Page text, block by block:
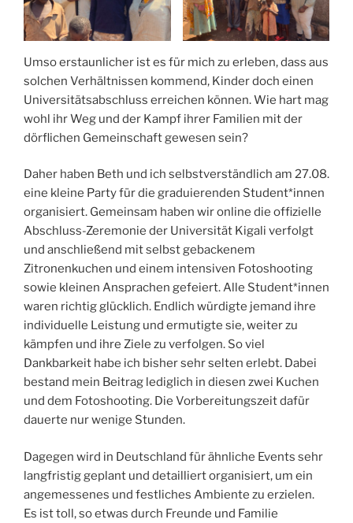
Umso erstaunlicher ist es für mich zu erleben, dass aus
solchen Verhältnissen kommend, Kinder doch einen
Universitätsabschluss erreichen können. Wie hart mag
wohl ihr Weg und der Kampf ihrer Familien mit der
dörflichen Gemeinschaft gewesen sein?
Daher haben Beth und ich selbstverständlich am 27.08.
eine kleine Party für die graduierenden Student*innen
organisiert. Gemeinsam haben wir online die offizielle
Abschluss-Zeremonie der Universität Kigali verfolgt
und anschließend mit selbst gebackenem
Zitronenkuchen und einem intensiven Fotoshooting
sowie kleinen Ansprachen gefeiert. Alle Student*innen
waren richtig glücklich. Endlich würdigte jemand ihre
individuelle Leistung und ermutigte sie, weiter zu
kämpfen und ihre Ziele zu verfolgen. So viel
Dankbarkeit habe ich bisher sehr selten erlebt. Dabei
bestand mein Beitrag lediglich in diesen zwei Kuchen
und dem Fotoshooting. Die Vorbereitungszeit dafür
dauerte nur wenige Stunden.
Dagegen wird in Deutschland für ähnliche Events sehr
langfristig geplant und detailliert organisiert, um ein
angemessenes und festliches Ambiente zu erzielen.
Es ist toll, so etwas durch Freunde und Familie